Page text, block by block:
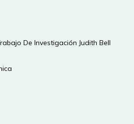
De Investigación Judith Bell